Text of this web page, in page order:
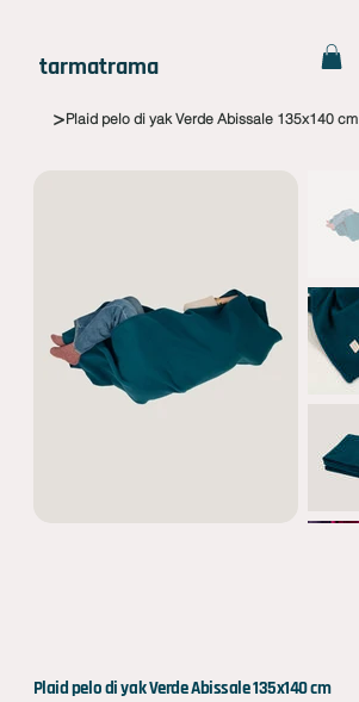
tarmatrama
>Plaid pelo di yak Verde Abissale 135x140 cm
Plaid pelo di yak Verde Abissale 135x140 cm